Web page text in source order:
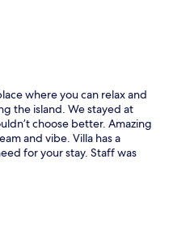
where you can relax and
the island. We stayed at
choose better. Amazing
and vibe. Villa has a
for your stay. Staff was